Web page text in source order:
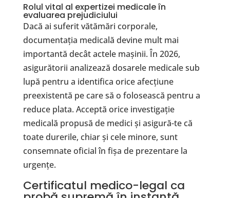
​Rolul vital al expertizei medicale în
evaluarea prejudiciului
Dacă ai suferit vătămări corporale,
documentația medicală devine mult mai
importantă decât actele mașinii. În 2026,
asigurătorii analizează dosarele medicale sub
lupă pentru a identifica orice afecțiune
preexistentă pe care să o folosească pentru a
reduce plata. Acceptă orice investigație
medicală propusă de medici și asigură-te că
toate durerile, chiar și cele minore, sunt
consemnate oficial în fișa de prezentare la
urgențe.
​Certificatul medico-legal ca